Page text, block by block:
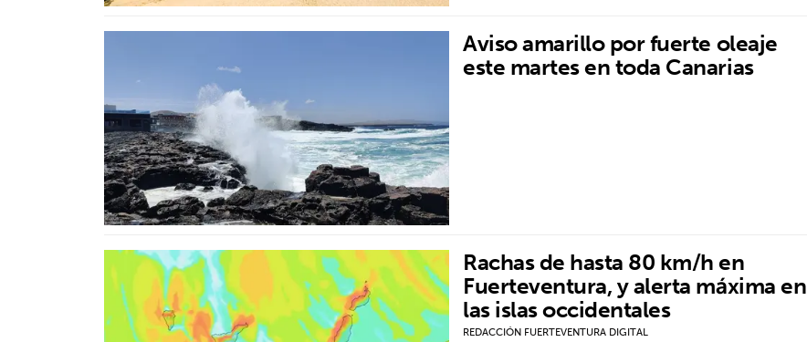
Aviso amarillo por fuerte oleaje
este martes en toda Canarias
Rachas de hasta 80 km/h en
Fuerteventura, y alerta máxima en
las islas occidentales
REDACCIÓN FUERTEVENTURA DIGITAL